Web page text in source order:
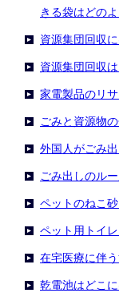
きる袋はどの
資源集団回収
資源集団回収
家電製品のリ
ごみと資源物
外国人がごみ
ごみ出しのル
ペットのねこ
ペット用トイ
在宅医療に伴
乾電池はどこ